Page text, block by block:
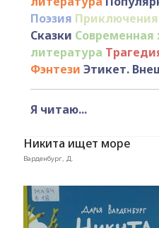
Поэзия Приключения
Сказки Современная
литература
Фэнтези Этикет.
Я читаю...
Никита ищет море
Варденбург, Д.